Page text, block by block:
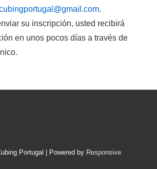
.
su inscripción, usted recibirá
en unos pocos días a través de
Portugal | Powered by Responsive